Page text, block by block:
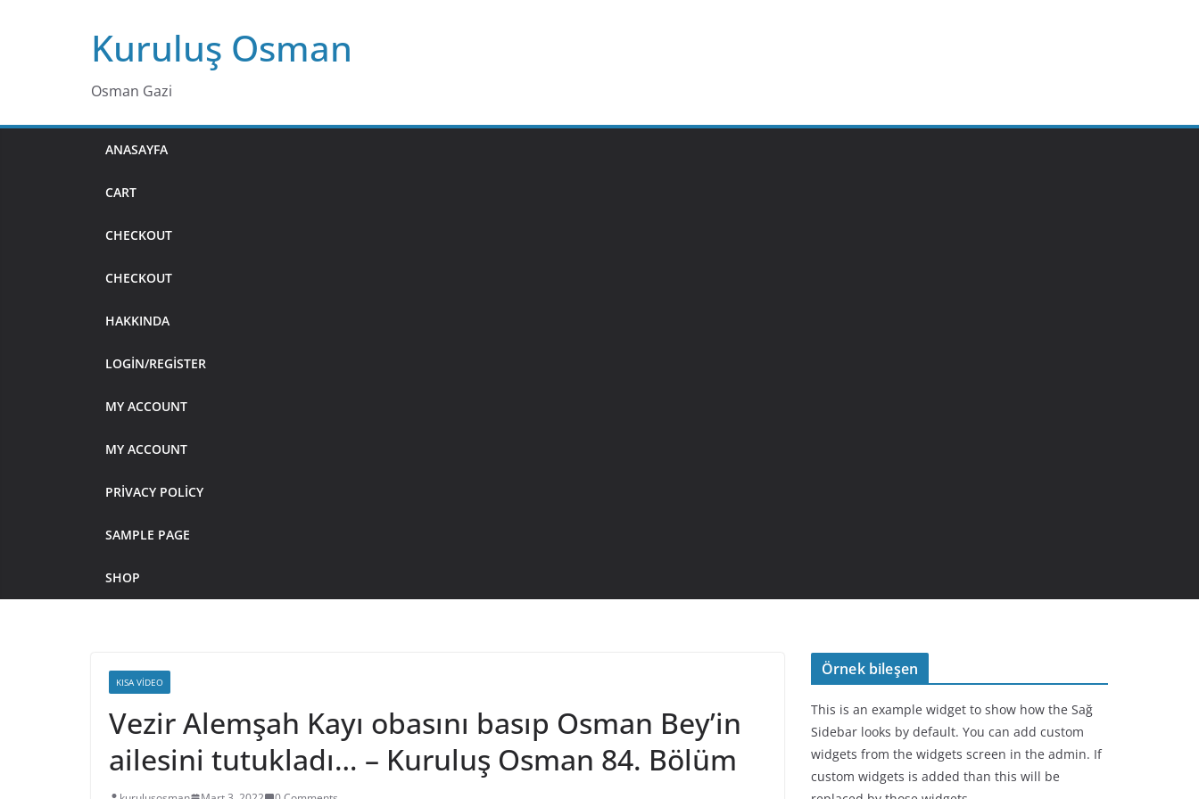
Kuruluş Osman
Osman Gazi
ANASAYFA
CART
CHECKOUT
CHECKOUT
HAKKINDA
LOGIN/REGISTER
MY ACCOUNT
MY ACCOUNT
PRIVACY POLICY
SAMPLE PAGE
SHOP
KISA VIDEO
Vezir Alemşah Kayı obasını basıp Osman Bey’in
ailesini tutukladı… – Kuruluş Osman 84. Bölüm
Örnek bileşen
This is an example widget to show how the Sağ
Sidebar looks by default. You can add custom
widgets from the widgets screen in the admin. If
custom widgets is added than this will be